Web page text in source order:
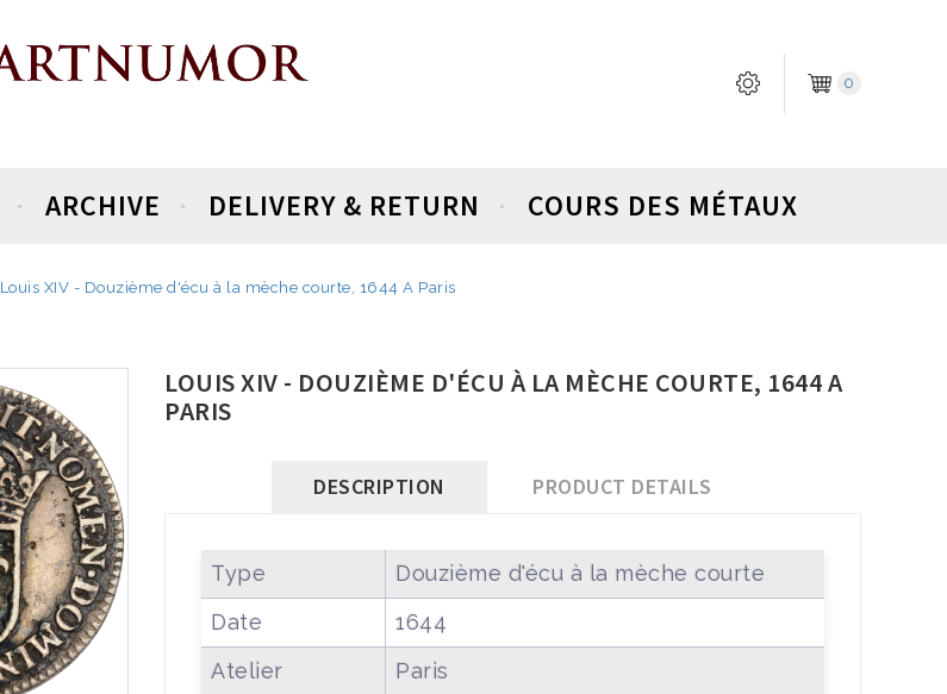
0
ARCHIVE DELIVERY & RETURN COURS DES MÉTAUX
Louis XIV - Douzième d'écu à la mèche courte, 1644 A Paris
LOUIS XIV - DOUZIÈME D'ÉCU À LA MÈCHE COURTE, 1644 A
PARIS
DESCRIPTION PRODUCT DETAILS
Type
Douzième d'écu à la mèche courte
Date
1644
Atelier
Paris